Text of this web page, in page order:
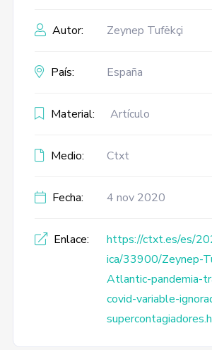
Autor: Zeynep Tufëkçi
País: España
Material: Artículo
Medio: Ctxt
Fecha: 4 nov 2020
Enlace:
https://ctxt.es/es/
ica/33900/Zeynep-
Atlantic-pandemia-
covid-variable-